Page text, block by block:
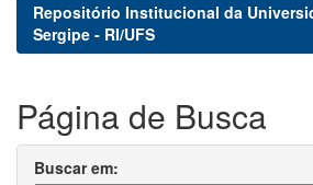
Repositório Institucional da
Sergipe - RI/UFS
Página de Busca
Buscar em: